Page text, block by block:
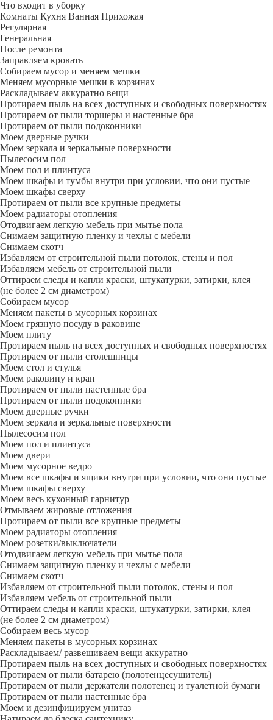
Что входит в уборку
Регу­лярная
Гене­ральная
После ремонта
Заправляем кровать
Собираем мусор и меняем мешки
Меняем мусорные мешки в корзинах
Раскладываем аккуратно вещи
Протираем пыль на всех доступных и свободных поверхностях
Протираем от пыли торшеры и настенные бра
Протираем от пыли подоконники
Моем дверные ручки
Моем зеркала и зеркальные поверхности
Пылесосим пол
Моем пол и плинтуса
Моем шкафы и тумбы внутри при условии, что они пустые
Моем шкафы сверху
Протираем от пыли все крупные предметы
Моем радиаторы отопления
Отодвигаем легкую мебель при мытье пола
Снимаем защитную пленку и чехлы с мебели
Снимаем скотч
Избавляем от строительной пыли потолок, стены и пол
Избавляем мебель от строительной пыли
Оттираем следы и капли краски, штукатурки, затирки, клея
(не более 2 см диаметром)
Собираем мусор
Меняем пакеты в мусорных корзинах
Моем грязную посуду в раковине
Моем плиту
Протираем пыль на всех доступных и свободных поверхностях
Протираем от пыли столешницы
Моем стол и стулья
Моем раковину и кран
Протираем от пыли настенные бра
Протираем от пыли подоконники
Моем дверные ручки
Моем зеркала и зеркальные поверхности
Пылесосим пол
Моем пол и плинтуса
Моем двери
Моем мусорное ведро
Моем все шкафы и ящики внутри при условии, что они пустые
Моем шкафы сверху
Моем весь кухонный гарнитур
Отмываем жировые отложения
Протираем от пыли все крупные предметы
Моем радиаторы отопления
Моем розетки/выключатели
Отодвигаем легкую мебель при мытье пола
Снимаем защитную пленку и чехлы с мебели
Снимаем скотч
Избавляем от строительной пыли потолок, стены и пол
Избавляем мебель от строительной пыли
Оттираем следы и капли краски, штукатурки, затирки, клея
(не более 2 см диаметром)
Собираем весь мусор
Меняем пакеты в мусорных корзинах
Раскладываем/ развешиваем вещи аккуратно
Протираем пыль на всех доступных и свободных поверхностях
Протираем от пыли батарею (полотенцесушитель)
Протираем от пыли держатели полотенец и туалетной бумаги
Протираем от пыли настенные бра
Моем и дезинфицируем унитаз